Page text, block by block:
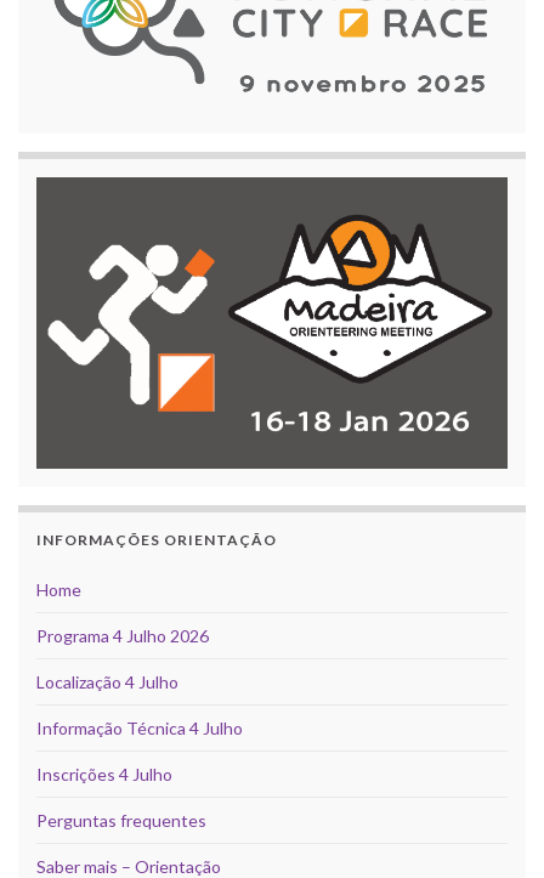
INFORMAÇÕES ORIENTAÇÃO
Home
Programa 4 Julho 2026
Localização 4 Julho
Informação Técnica 4 Julho
Inscrições 4 Julho
Perguntas frequentes
Saber mais – Orientação